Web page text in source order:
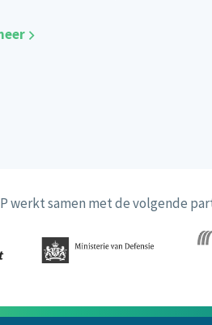
werkt samen met de volgende